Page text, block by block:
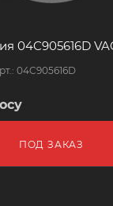
04C905616D
04C905616D
ПОД ЗАКАЗ